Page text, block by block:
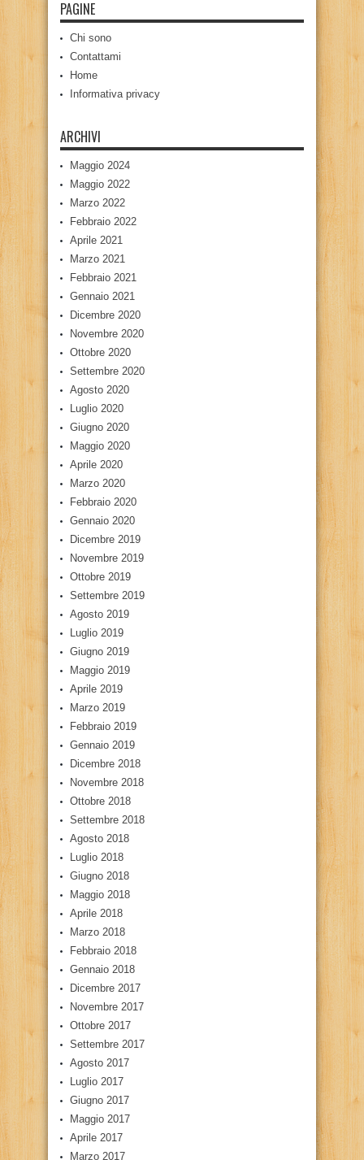
PAGINE
Chi sono
Contattami
Home
Informativa privacy
ARCHIVI
Maggio 2024
Maggio 2022
Marzo 2022
Febbraio 2022
Aprile 2021
Marzo 2021
Febbraio 2021
Gennaio 2021
Dicembre 2020
Novembre 2020
Ottobre 2020
Settembre 2020
Agosto 2020
Luglio 2020
Giugno 2020
Maggio 2020
Aprile 2020
Marzo 2020
Febbraio 2020
Gennaio 2020
Dicembre 2019
Novembre 2019
Ottobre 2019
Settembre 2019
Agosto 2019
Luglio 2019
Giugno 2019
Maggio 2019
Aprile 2019
Marzo 2019
Febbraio 2019
Gennaio 2019
Dicembre 2018
Novembre 2018
Ottobre 2018
Settembre 2018
Agosto 2018
Luglio 2018
Giugno 2018
Maggio 2018
Aprile 2018
Marzo 2018
Febbraio 2018
Gennaio 2018
Dicembre 2017
Novembre 2017
Ottobre 2017
Settembre 2017
Agosto 2017
Luglio 2017
Giugno 2017
Maggio 2017
Aprile 2017
Marzo 2017